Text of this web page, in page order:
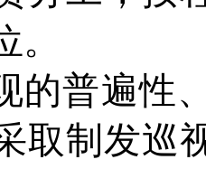
的普遍性
取制发巡